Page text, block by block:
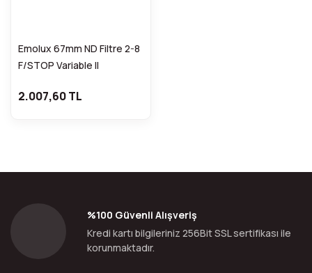
Emolux 67mm ND Filtre 2-8
F/STOP Variable II
2.007,60 TL
%100 Güvenli Alışveriş
Kredi kartı bilgileriniz 256Bit SSL sertifikası ile
korunmaktadır.